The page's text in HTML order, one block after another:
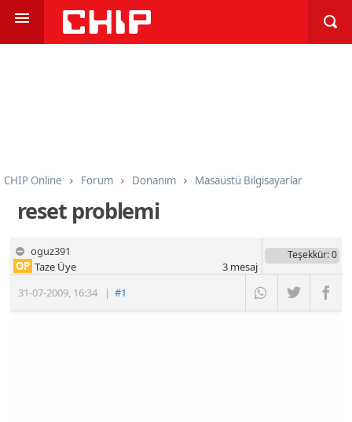
CHIP Online Forum Donanım Masaüstü Bilgisayarlar
reset problemi
oguz391
31-07-2009, 16:34 |#1
OP Taze Üye
Teşekkür: 0
3mesaj